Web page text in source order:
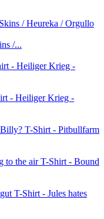
/...
- Heiliger Krieg -
- Heiliger Krieg -
T-Shirt - Pitbullfarm
T-Shirt - Bound
T-Shirt - Jules hates